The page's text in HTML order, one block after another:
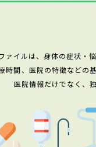
ァイルは、身体の症状・
時間、医院の特徴などの
医院情報だけでなく、